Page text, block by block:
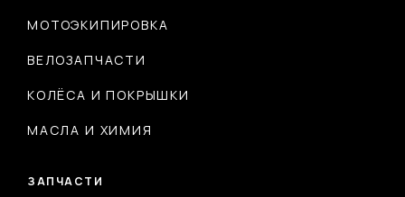
МОТОЭКИПИРОВКА
ВЕЛОЗАПЧАСТИ
КОЛЁСА И ПОКРЫШКИ
МАСЛА И ХИМИЯ
ЗАПЧАСТИ